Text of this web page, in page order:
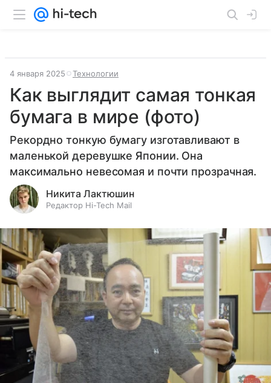
4 января 2025 Технологии
Как выглядит самая тонкая
бумага в мире (фото)
Рекордно тонкую бумагу изготавливают в
маленькой деревушке Японии. Она
максимально невесомая и почти прозрачная.
Никита Лактюшин
Редактор Hi-Tech Mail